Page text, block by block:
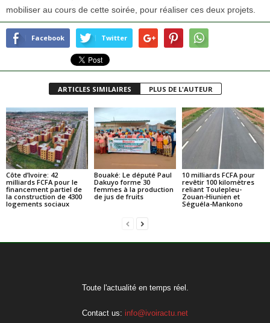
mobiliser au cours de cette soirée, pour réaliser ces deux projets.
Facebook Twitter
ARTICLES SIMILAIRES PLUS DE L'AUTEUR
Côte d’Ivoire: 42
milliards FCFA pour le
financement partiel de
la construction de 4300
logements sociaux
Bouaké: Le député Paul
Dakuyo forme 30
femmes à la production
de jus de fruits
10 milliards FCFA pour
revêtir 100 kilomètres
reliant Toulepleu-
Zouan-Hiunien et
Séguéla-Mankono
Toute l'actualité en temps réel.
Contact us: info@ivoiractu.net